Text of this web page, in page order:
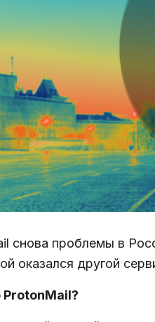
снова проблемы в
оказался другой
ProtonMail?